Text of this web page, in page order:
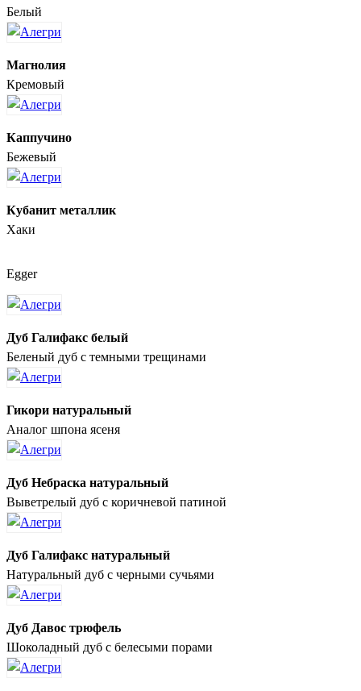
Белый
Магнолия
Кремовый
Каппучино
Бежевый
Кубанит металлик
Хаки
Egger
Дуб Галифакс белый
Беленый дуб с темными трещинами
Гикори натуральный
Аналог шпона ясеня
Дуб Небраска натуральный
Выветрелый дуб с коричневой патиной
Дуб Галифакс натуральный
Натуральный дуб с черными сучьями
Дуб Давос трюфель
Шоколадный дуб с белесыми порами